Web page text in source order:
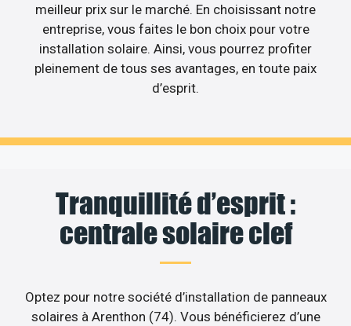
meilleur prix sur le marché. En choisissant notre
entreprise, vous faites le bon choix pour votre
installation solaire. Ainsi, vous pourrez profiter
pleinement de tous ses avantages, en toute paix
d’esprit.
Tranquillité d’esprit :
centrale solaire clef
Optez pour notre société d’installation de panneaux
solaires à Arenthon (74). Vous bénéficierez d’une